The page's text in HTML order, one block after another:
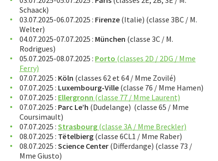
Excursions et voyages d’études 2018/2019
Excursions et voyages d’études 2017/2018
Excursions et voyages d’études 2016/2017
Excursions et voyages d’études 2015/2016
SERVICES
APPRENTISSAGE
APPLIS
Schaack)
03.07.2025-06.07.2025 : Firenze (Italie) (classe 3BC / M.
Welter)
04.07.2025-07.07.2025 : München (classe 3C / M.
Rodrigues)
05.07.2025-08.07.2025 : Porto (classes 2D / 2DG / Mme
Ferry)
07.07.2025 : Köln (classes 62 et 64 / Mme Zovilé)
07.07.2025 : Luxembourg-Ville (classe 76 / Mme Hamen)
07.07.2025 : Ellergronn (classe 77 / Mme Laurent)
07.07.2025 : Parc Le’h (Dudelange) (classe 65 / Mme
Coursimault)
07.07.2025 : Strasbourg (classe 3A / Mme Breckler)
08.07.2025 : Tëtelbierg (classe 6CL1 / Mme Raber)
08.07.2025 : Science Center (Differdange) (classe 73 /
Mme Giusto)